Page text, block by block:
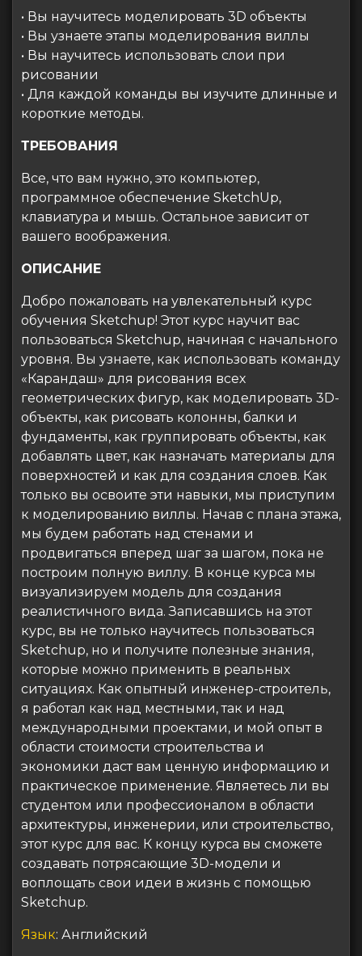
• Вы научитесь моделировать 3D объекты
• Вы узнаете этапы моделирования виллы
• Вы научитесь использовать слои при
рисовании
• Для каждой команды вы изучите длинные и
короткие методы.
ТРЕБОВАНИЯ
Все, что вам нужно, это компьютер,
программное обеспечение SketchUp,
клавиатура и мышь. Остальное зависит от
вашего воображения.
ОПИСАНИЕ
Добро пожаловать на увлекательный курс
обучения Sketchup! Этот курс научит вас
пользоваться Sketchup, начиная с начального
уровня. Вы узнаете, как использовать команду
«Карандаш» для рисования всех
геометрических фигур, как моделировать 3D-
объекты, как рисовать колонны, балки и
фундаменты, как группировать объекты, как
добавлять цвет, как назначать материалы для
поверхностей и как для создания слоев. Как
только вы освоите эти навыки, мы приступим
к моделированию виллы. Начав с плана этажа,
мы будем работать над стенами и
продвигаться вперед шаг за шагом, пока не
построим полную виллу. В конце курса мы
визуализируем модель для создания
реалистичного вида. Записавшись на этот
курс, вы не только научитесь пользоваться
Sketchup, но и получите полезные знания,
которые можно применить в реальных
ситуациях. Как опытный инженер-строитель,
я работал как над местными, так и над
международными проектами, и мой опыт в
области стоимости строительства и
экономики даст вам ценную информацию и
практическое применение. Являетесь ли вы
студентом или профессионалом в области
архитектуры, инженерии, или строительство,
этот курс для вас. К концу курса вы сможете
создавать потрясающие 3D-модели и
воплощать свои идеи в жизнь с помощью
Sketchup.
Язык: Английский